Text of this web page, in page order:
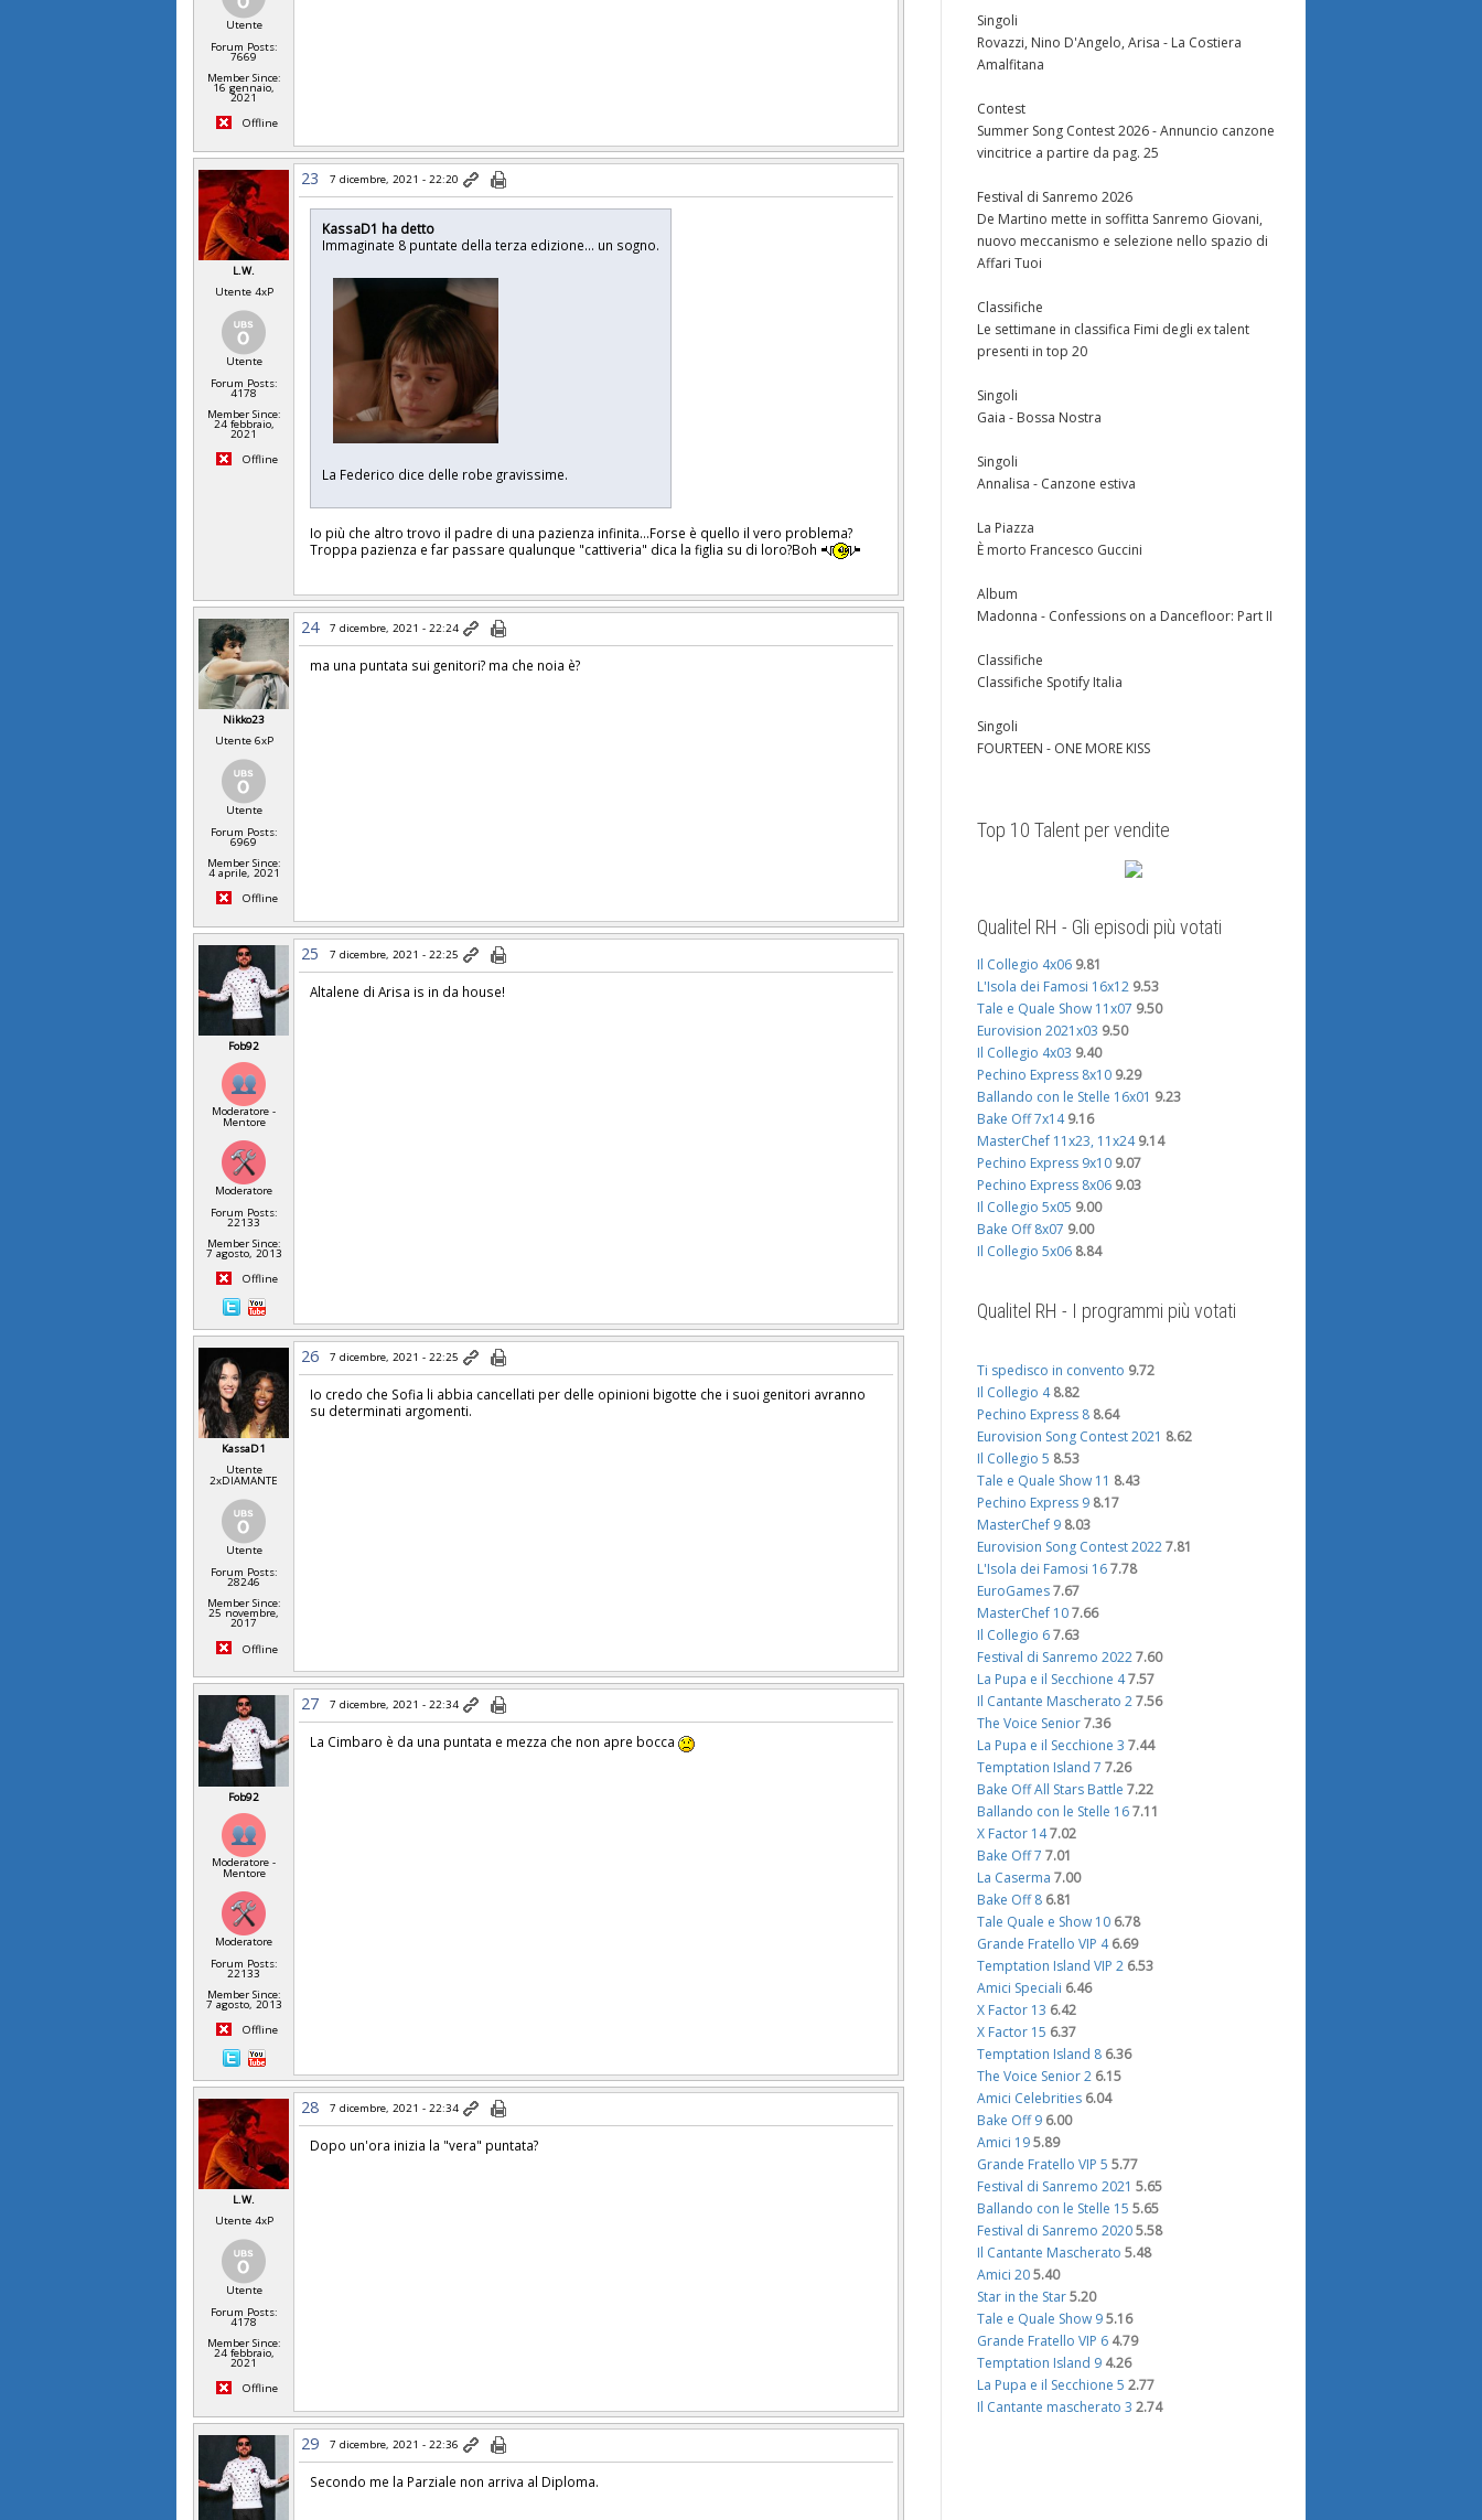
Utente
Forum Posts:
7669
Member Since:
16 gennaio,
2021
Offline
L.W.
Utente 4xP
Utente
Forum Posts:
4178
Member Since:
24 febbraio,
2021
Offline
23 7 dicembre, 2021 - 22:20
KassaD1 ha detto
Immaginate 8 puntate della terza edizione... un sogno.
La Federico dice delle robe gravissime.
Io più che altro trovo il padre di una pazienza infinita...Forse è quello il vero problema?
Troppa pazienza e far passare qualunque "cattiveria" dica la figlia su di loro?Boh
Nikko23
Utente 6xP
Utente
Forum Posts:
6969
Member Since:
4 aprile, 2021
Offline
24 7 dicembre, 2021 - 22:24
ma una puntata sui genitori? ma che noia è?
Fob92
Moderatore -
Mentore
Moderatore
Forum Posts:
22133
Member Since:
7 agosto, 2013
Offline
25 7 dicembre, 2021 - 22:25
Altalene di Arisa is in da house!
KassaD1
Utente
2xDIAMANTE
Utente
Forum Posts:
28246
Member Since:
25 novembre,
2017
Offline
26 7 dicembre, 2021 - 22:25
Io credo che Sofia li abbia cancellati per delle opinioni bigotte che i suoi genitori avranno
su determinati argomenti.
Fob92
Moderatore -
Mentore
Moderatore
Forum Posts:
22133
Member Since:
7 agosto, 2013
Offline
27 7 dicembre, 2021 - 22:34
La Cimbaro è da una puntata e mezza che non apre bocca
L.W.
Utente 4xP
Utente
Forum Posts:
4178
Member Since:
24 febbraio,
2021
Offline
28 7 dicembre, 2021 - 22:34
Dopo un'ora inizia la "vera" puntata?
29 7 dicembre, 2021 - 22:36
Secondo me la Parziale non arriva al Diploma.
Singoli
Rovazzi, Nino D'Angelo, Arisa - La Costiera
Amalfitana
Contest
Summer Song Contest 2026 - Annuncio canzone
vincitrice a partire da pag. 25
Festival di Sanremo 2026
De Martino mette in soffitta Sanremo Giovani,
nuovo meccanismo e selezione nello spazio di
Affari Tuoi
Classifiche
Le settimane in classifica Fimi degli ex talent
presenti in top 20
Singoli
Gaia - Bossa Nostra
Singoli
Annalisa - Canzone estiva
La Piazza
È morto Francesco Guccini
Album
Madonna - Confessions on a Dancefloor: Part II
Classifiche
Classifiche Spotify Italia
Singoli
FOURTEEN - ONE MORE KISS
Top 10 Talent per vendite
Qualitel RH - Gli episodi più votati
Il Collegio 4x06 9.81
L'Isola dei Famosi 16x12 9.53
Tale e Quale Show 11x07 9.50
Eurovision 2021x03 9.50
Il Collegio 4x03 9.40
Pechino Express 8x10 9.29
Ballando con le Stelle 16x01 9.23
Bake Off 7x14 9.16
MasterChef 11x23, 11x24 9.14
Pechino Express 9x10 9.07
Pechino Express 8x06 9.03
Il Collegio 5x05 9.00
Bake Off 8x07 9.00
Il Collegio 5x06 8.84
Qualitel RH - I programmi più votati
Ti spedisco in convento 9.72
Il Collegio 4 8.82
Pechino Express 8 8.64
Eurovision Song Contest 2021 8.62
Il Collegio 5 8.53
Tale e Quale Show 11 8.43
Pechino Express 9 8.17
MasterChef 9 8.03
Eurovision Song Contest 2022 7.81
L'Isola dei Famosi 16 7.78
EuroGames 7.67
MasterChef 10 7.66
Il Collegio 6 7.63
Festival di Sanremo 2022 7.60
La Pupa e il Secchione 47.57
Il Cantante Mascherato 2 7.56
The Voice Senior 7.36
La Pupa e il Secchione 3 7.44
Temptation Island 7 7.26
Bake Off All Stars Battle 7.22
Ballando con le Stelle 16 7.11
X Factor 147.02
Bake Off 7 7.01
La Caserma 7.00
Bake Off 8 6.81
Tale Quale e Show 10 6.78
Grande Fratello VIP 4 6.69
Temptation Island VIP 2 6.53
Amici Speciali 6.46
X Factor 13 6.42
X Factor 15 6.37
Temptation Island 8 6.36
The Voice Senior 2 6.15
Amici Celebrities 6.04
Bake Off 9 6.00
Amici 19 5.89
Grande Fratello VIP 5 5.77
Festival di Sanremo 2021 5.65
Ballando con le Stelle 15 5.65
Festival di Sanremo 2020 5.58
Il Cantante Mascherato 5.48
Amici 20 5.40
Star in the Star 5.20
Tale e Quale Show 9 5.16
Grande Fratello VIP 6 4.79
Temptation Island 9 4.26
La Pupa e il Secchione 5 2.77
Il Cantante mascherato 3 2.74